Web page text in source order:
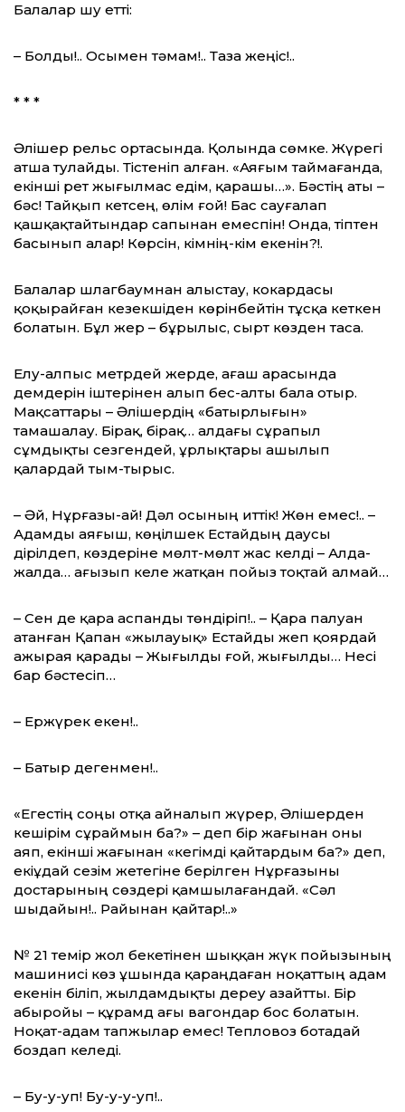
Балалар шу етті:
– Болды!.. Осымен тәмам!.. Таза жеңіс!..
* * *
Әлішер рельс ортасында. Қолында сөмке. Жүрегі
атша тулайды. Тістеніп алған. «Аяғым таймағанда,
екінші рет жығылмас едім, қарашы…». Бәстің аты –
бәс! Тайқып кетсең, өлім ғой! Бас сауғалап
қашқақтайтындар сапынан емеспін! Онда, тіптен
басынып алар! Көрсін, кімнің-кім екенін?!.
Балалар шлагбаумнан алыстау, кокардасы
қоқырайған кезекшіден көрінбейтін тұсқа кеткен
болатын. Бұл жер – бұрылыс, сырт көзден таса.
Елу-алпыс метрдей жерде, ағаш арасында
демдерін іштерінен алып бес-алты бала отыр.
Мақсаттары – Әлішердің «батырлығын»
тамашалау. Бірақ, бірақ… алдағы сұрапыл
сұмдықты сезгендей, ұрлықтары ашылып
қалардай тым-тырыс.
– Әй, Нұрғазы-ай! Дәл осының иттік! Жөн емес!.. –
Адамды аяғыш, көңілшек Естайдың даусы
дірілдеп, көздеріне мөлт-мөлт жас келді – Алда-
жалда… ағызып келе жатқан пойыз тоқтай алмай…
– Сен де қара аспанды төндіріп!.. – Қара палуан
атанған Қапан «жылауық» Естайды жеп қоярдай
ажырая қарады – Жығылды ғой, жығылды… Несі
бар бәстесіп…
– Ержүрек екен!..
– Батыр дегенмен!..
«Егестің соңы отқа айналып жүрер, Әлішерден
кешірім сұраймын ба?» – деп бір жағынан оны
аяп, екінші жағынан «кегімді қайтардым ба?» деп,
екіұдай сезім жетегіне берілген Нұрғазыны
достарының сөздері қамшылағандай. «Сәл
шыдайын!.. Райынан қайтар!..»
№ 21 темір жол бекетінен шыққан жүк пойызының
машинисі көз ұшында қараңдаған ноқаттың адам
екенін біліп, жылдамдықты дереу азайтты. Бір
абыройы – құрамд ағы вагондар бос болатын.
Ноқат-адам тапжылар емес! Тепловоз ботадай
боздап келеді.
– Бу-у-уп! Бу-у-у-уп!..